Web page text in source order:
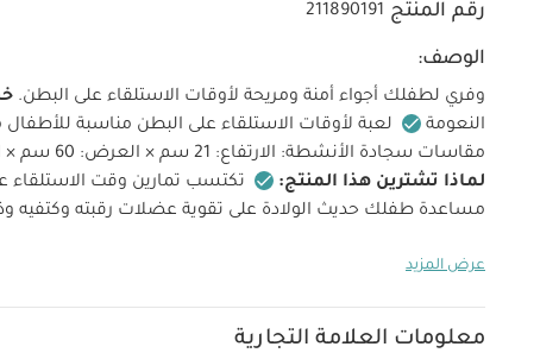
رقم المنتج 211890191
الوصف:
وفري لطفلك أجواء أمنة ومريحة لأوقات الاستلقاء على البطن.
النعومة
لعبة لأوقات الاستلقاء على البطن مناسبة للأطفال
مقاسات سجادة الأنشطة: الارتفاع: 21 سم × العرض: 60 سم × العمق: 21 سم تقريبًا
لماذا تشترين هذا المنتج:
تكتسب تمارين وقت الاستلقاء
مساعدة طفلك حديث الولادة على تقوية عضلات رقبته وكتفيه
ومريحة للاستلقاء على البطن بأمان
قد يعجبك أيضاً: طقم ألبسة قطعة واحدة بأكمام قصيرة قماش عضوي
عرض المزيد
معلومات العلامة التجارية